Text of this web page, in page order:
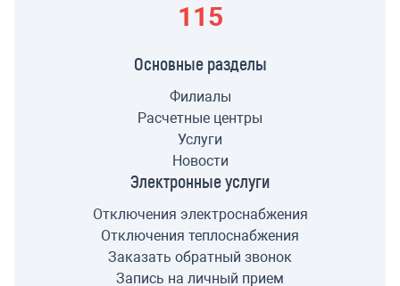
115
Основные разделы
Филиалы
Расчетные центры
Услуги
Новости
Электронные услуги
Отключения электроснабжения
Отключения теплоснабжения
Заказать обратный звонок
Запись на личный прием